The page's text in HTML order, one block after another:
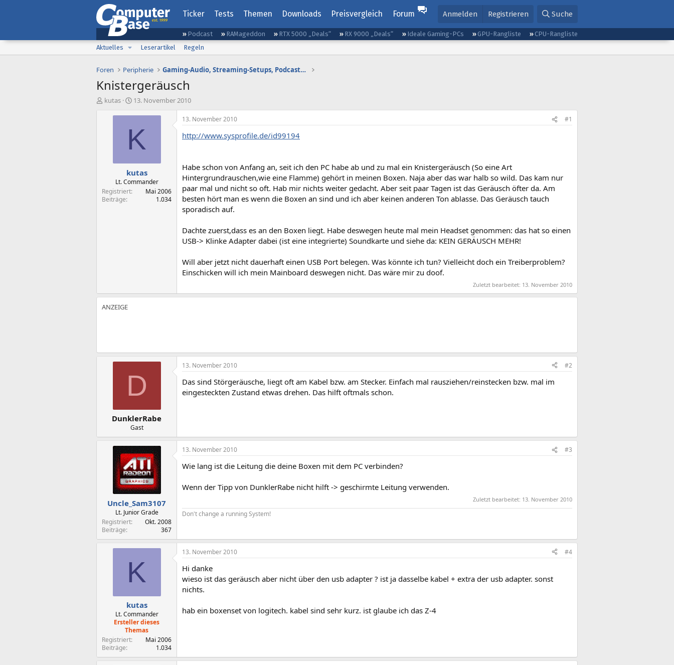
Ticker Tests Themen Downloads Preisvergleich Forum Anmelden Registrieren Suche
Podcast RAMageddon RTX 5000 „Deals“ RX 9000 „Deals“ Ideale Gaming-PCs GPU-Rangliste
CPU-Rangliste
Aktuelles
Leserartikel Regeln
Foren Peripherie Gaming-Audio, Streaming-Setups, Podcasting etc.
Knistergeräusch
E
kutas
E
s
e
t
a
m
13. November 2010
K
kutas
Lt. Commander
Registriert
Mai 2006
Beiträge
1.034
13. November 2010 #1
http://www.sysprofile.de/id99194
Habe schon von Anfang an, seit ich den PC habe ab und zu mal ein Knistergeräusch (So eine Art
Hintergrundrauschen,wie eine Flamme) gehört in meinen Boxen. Naja aber das war halb so wild. Das kam nur
paar mal und nicht so oft. Hab mir nichts weiter gedacht. Aber seit paar Tagen ist das Geräusch öfter da. Am
besten hört man es wenn die Boxen an sind und ich aber keinen anderen Ton ablasse. Das Geräusch tauch
sporadisch auf.
Dachte zuerst,dass es an den Boxen liegt. Habe deswegen heute mal mein Headset genommen: das hat so einen
USB-> Klinke Adapter dabei (ist eine integrierte) Soundkarte und siehe da: KEIN GERÄUSCH MEHR!
Will aber jetzt nicht dauerhaft einen USB Port belegen. Was könnte ich tun? Vielleicht doch ein Treiberproblem?
Einschicken will ich mein Mainboard deswegen nicht. Das wäre mir zu doof.
Zuletzt bearbeitet: 13. November 2010
D
DunklerRabe
Gast
13. November 2010 #2
Das sind Störgeräusche, liegt oft am Kabel bzw. am Stecker. Einfach mal rausziehen/reinstecken bzw. mal im
eingesteckten Zustand etwas drehen. Das hilft oftmals schon.
Uncle_Sam3107
Lt. Junior Grade
Registriert
Okt. 2008
Beiträge
367
13. November 2010 #3
Wie lang ist die Leitung die deine Boxen mit dem PC verbinden?
Wenn der Tipp von DunklerRabe nicht hilft -> geschirmte Leitung verwenden.
Zuletzt bearbeitet: 13. November 2010
Don't change a running System!
K
kutas
Lt. Commander
Ersteller dieses
Themas
Registriert
Mai 2006
Beiträge
1.034
13. November 2010 #4
Hi danke
wieso ist das geräusch aber nicht über den usb adapter ? ist ja dasselbe kabel + extra der usb adapter. sonst
nichts.
hab ein boxenset von logitech. kabel sind sehr kurz. ist glaube ich das Z-4